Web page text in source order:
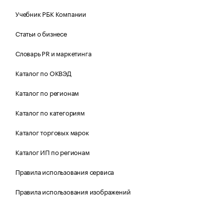
Учебник РБК Компании
Статьи о бизнесе
Словарь PR и маркетинга
Каталог по ОКВЭД
Каталог по регионам
Каталог по категориям
Каталог торговых марок
Каталог ИП по регионам
Правила использования сервиса
Правила использования изображений